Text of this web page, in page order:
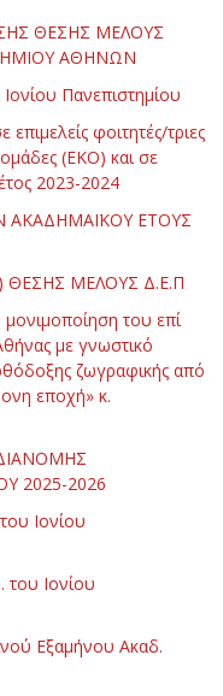
ΘΕΣΗΣ ΜΕΛΟΥΣ
ΑΘΗΝΩΝ
Πανεπιστημίου
φοιτητές/τριες
(ΕΚΟ) και σε
2023-2024
ΑΚΑΔΗΜΑΪΚΟΥ ΕΤΟΥΣ
ΘΕΣΗΣ ΜΕΛΟΥΣ Δ.Ε.Π
του επί
με γνωστικό
ζωγραφικής από
εποχή» κ.
2025-2026
Ιονίου
Ιονίου
Εξαμήνου Ακαδ.